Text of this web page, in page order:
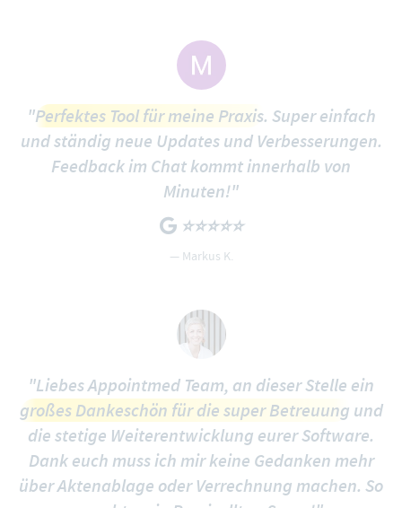
"Perfektes Tool für meine Praxis. Super einfach
und ständig neue Updates und Verbesserungen.
Feedback im Chat kommt innerhalb von
Minuten!"
⭐️⭐️⭐️⭐️⭐️
— Markus K.
"Liebes Appointmed Team, an dieser Stelle ein
großes Dankeschön für die super Betreuung und
die stetige Weiterentwicklung eurer Software.
Dank euch muss ich mir keine Gedanken mehr
über Aktenablage oder Verrechnung machen. So